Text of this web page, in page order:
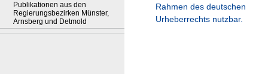
Publikationen aus den
Regierungsbezirken Münster,
Arnsberg und Detmold
Rahmen des deutschen
Urheberrechts nutzbar.